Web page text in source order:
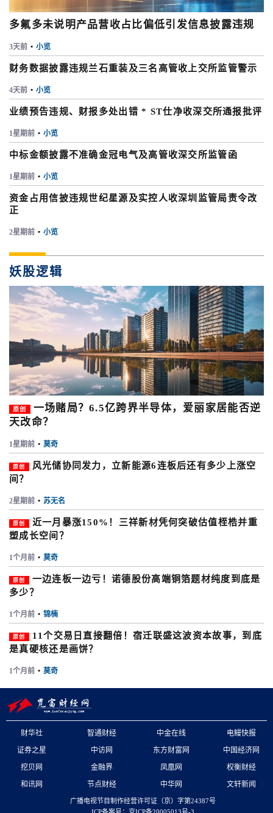
多氟多未说明产品营收占比偏低引发信息披露违规
3天前 • 小览
财务数据披露违规兰石重装及三名高管收上交所监管警示
4天前 • 小览
业绩预告违规、财报多处出错 * ST仕净收深交所通报批评
1星期前 • 小览
中标金额披露不准确金冠电气及高管收深交所监管函
1星期前 • 小览
资金占用信披违规世纪星源及实控人收深圳监管局责令改
正
2星期前 • 小览
妖股逻辑
原创
一场赌局？6.5亿跨界半导体，爱丽家居能否逆
天改命？
1星期前 • 莫奇
原创
风光储协同发力，立新能源6连板后还有多少上涨空
间？
2星期前 • 苏无名
原创
近一月暴涨150%！三祥新材凭何突破估值桎梏并重
塑成长空间？
1个月前 • 莫奇
原创
一边连板一边亏！诺德股份高端铜箔题材纯度到底是
多少？
1个月前 • 锦楠
原创
11个交易日直接翻倍！宿迁联盛这波资本故事，到底
是真硬核还是画饼？
1个月前 • 莫奇
财华社 智通财经 中金在线
电鳗快报
证券之星
中访网 东方财富网
中国经济网
挖贝网
金融界 凤凰网
权衡财经
和讯网
节点财经 中华网 文轩新闻
广播电视节目制作经营许可证（京）字第24387号